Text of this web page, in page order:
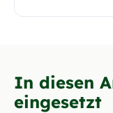
In diesen
eingesetzt